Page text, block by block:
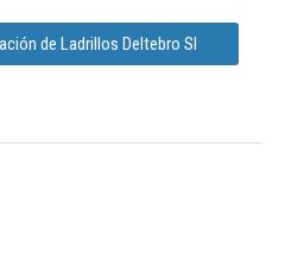
de Ladrillos Deltebro Sl